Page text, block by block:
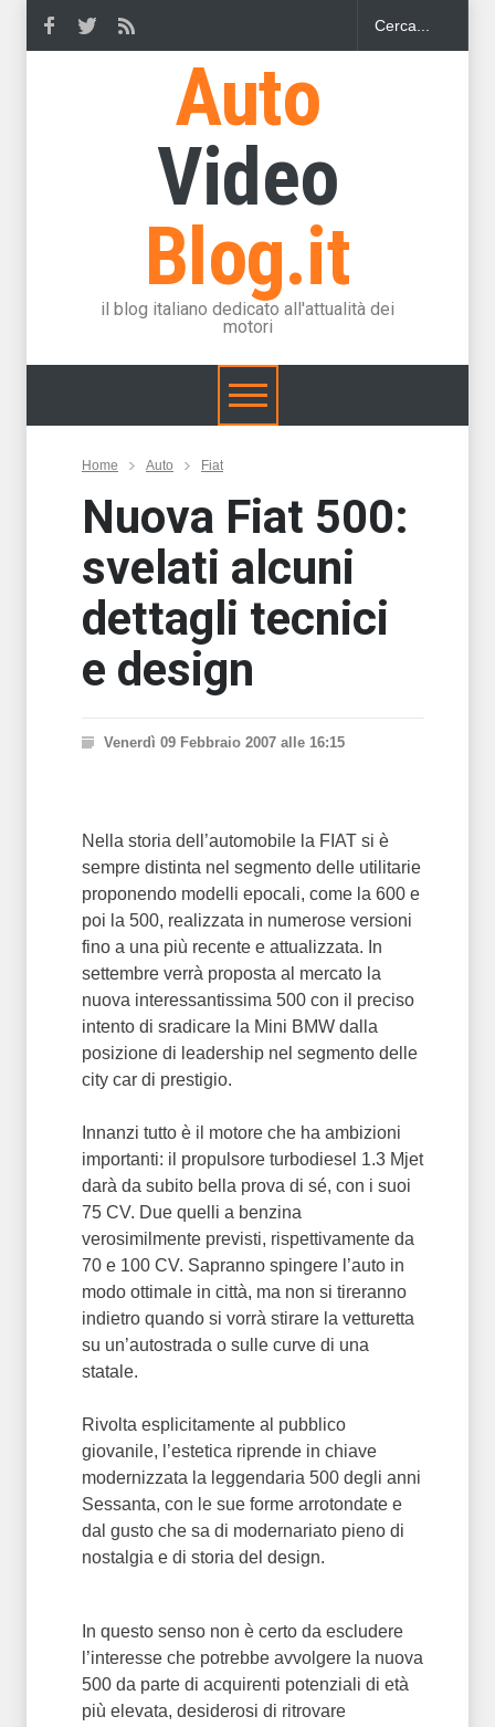
Auto
Video
Blog.it
il blog italiano dedicato all'attualità dei
motori
Home Auto Fiat
Nuova Fiat 500:
svelati alcuni
dettagli tecnici
e design
Venerdì 09 Febbraio 2007 alle 16:15
Nella storia dell’automobile la FIAT si è
sempre distinta nel segmento delle utilitarie
proponendo modelli epocali, come la 600 e
poi la 500, realizzata in numerose versioni
fino a una più recente e attualizzata. In
settembre verrà proposta al mercato la
nuova interessantissima 500 con il preciso
intento di sradicare la Mini BMW dalla
posizione di leadership nel segmento delle
city car di prestigio.
Innanzi tutto è il motore che ha ambizioni
importanti: il propulsore turbodiesel 1.3 Mjet
darà da subito bella prova di sé, con i suoi
75 CV. Due quelli a benzina
verosimilmente previsti, rispettivamente da
70 e 100 CV. Sapranno spingere l’auto in
modo ottimale in città, ma non si tireranno
indietro quando si vorrà stirare la vetturetta
su un’autostrada o sulle curve di una
statale.
Rivolta esplicitamente al pubblico
giovanile, l’estetica riprende in chiave
modernizzata la leggendaria 500 degli anni
Sessanta, con le sue forme arrotondate e
dal gusto che sa di modernariato pieno di
nostalgia e di storia del design.
In questo senso non è certo da escludere
l’interesse che potrebbe avvolgere la nuova
500 da parte di acquirenti potenziali di età
più elevata, desiderosi di ritrovare